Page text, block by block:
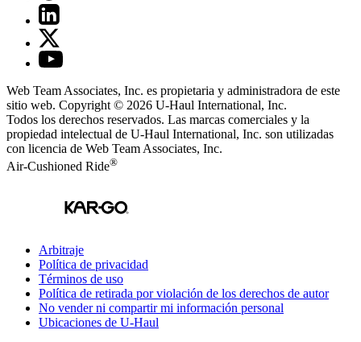
Web Team Associates, Inc. es propietaria y administradora de este
sitio web. Copyright © 2026 U-Haul International, Inc.
Todos los derechos reservados. Las marcas comerciales y la
propiedad intelectual de U-Haul International, Inc. son utilizadas
con licencia de Web Team Associates, Inc.
Air-Cushioned Ride®
Arbitraje
Política de privacidad
Términos de uso
Política de retirada por violación de los derechos de autor
No vender ni compartir mi información personal
Ubicaciones de U-Haul